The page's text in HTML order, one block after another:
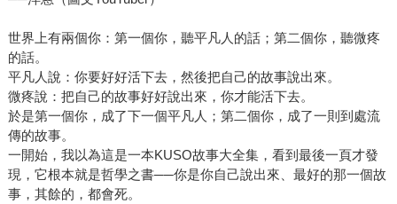
世界上有兩個你：第一個你，聽平凡人的話；第二個你，聽微疼
的話。
平凡人說：你要好好活下去，然後把自己的故事說出來。
微疼說：把自己的故事好好說出來，你才能活下去。
於是第一個你，成了下一個平凡人；第二個你，成了一則到處流
傳的故事。
一開始，我以為這是一本KUSO故事大全集，看到最後一頁才發
現，它根本就是哲學之書──你是你自己說出來、最好的那一個故
事，其餘的，都會死。